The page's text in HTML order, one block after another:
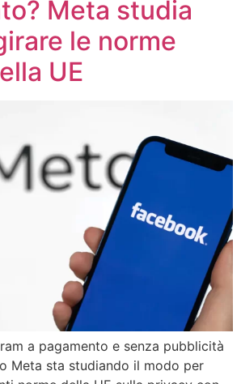
Meta studia
le norme
UE
a pagamento e senza pubblicità
Meta sta studiando il modo per